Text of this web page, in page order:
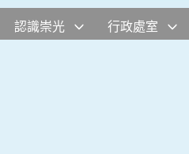
認識崇光 行政處室